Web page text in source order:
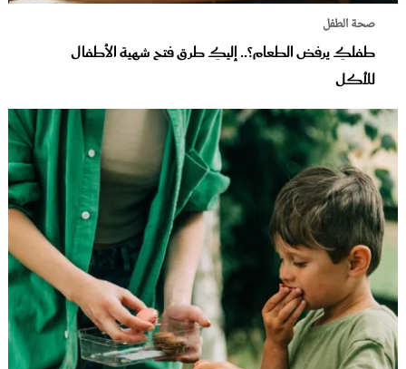
صحة الطفل
طفلكِ يرفض الطعام؟.. إليكِ طرق فتح شهية الأطفال
للأكل